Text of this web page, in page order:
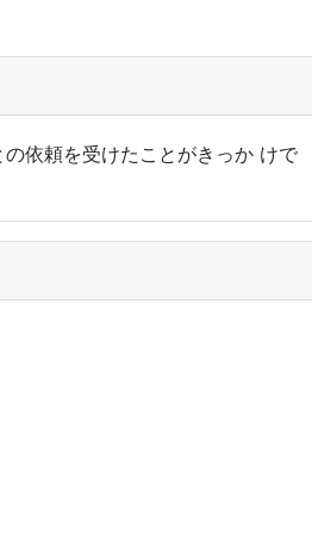
の依頼を受けたことがきっか け